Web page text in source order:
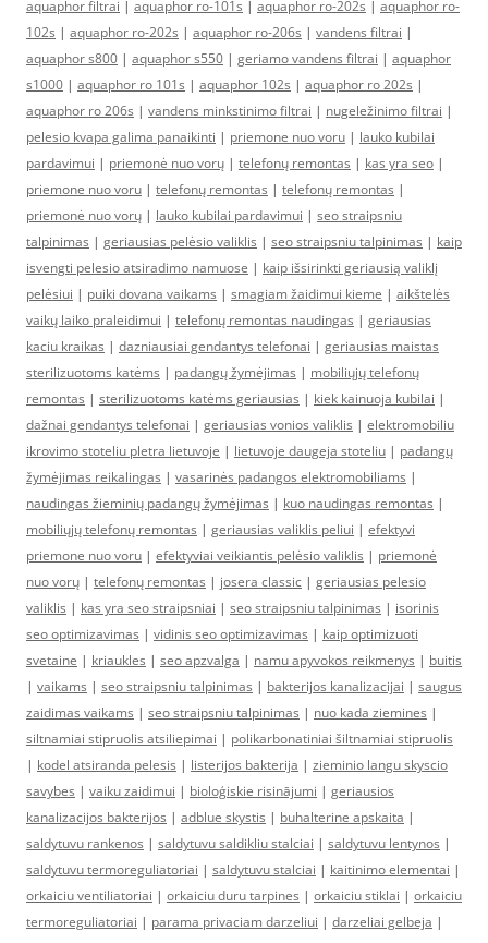
aquaphor filtrai | aquaphor ro-101s | aquaphor ro-202s | aquaphor ro-
102s | aquaphor ro-202s | aquaphor ro-206s | vandens filtrai |
aquaphor s800 | aquaphor s550 | geriamo vandens filtrai | aquaphor
s1000 | aquaphor ro 101s | aquaphor 102s | aquaphor ro 202s |
aquaphor ro 206s | vandens minkstinimo filtrai | nugeležinimo filtrai |
pelesio kvapa galima panaikinti | priemone nuo voru | lauko kubilai
pardavimui | priemonė nuo vorų | telefonų remontas | kas yra seo |
priemone nuo voru | telefonų remontas | telefonų remontas |
priemonė nuo vorų | lauko kubilai pardavimui | seo straipsniu
talpinimas | geriausias pelėsio valiklis | seo straipsniu talpinimas | kaip
isvengti pelesio atsiradimo namuose | kaip išsirinkti geriausią valiklį
pelėsiui | puiki dovana vaikams | smagiam žaidimui kieme | aikštelės
vaikų laiko praleidimui | telefonų remontas naudingas | geriausias
kaciu kraikas | dazniausiai gendantys telefonai | geriausias maistas
sterilizuotoms katėms | padangų žymėjimas | mobiliųjų telefonų
remontas | sterilizuotoms katėms geriausias | kiek kainuoja kubilai |
dažnai gendantys telefonai | geriausias vonios valiklis | elektromobiliu
ikrovimo stoteliu pletra lietuvoje | lietuvoje daugeja stoteliu | padangų
žymėjimas reikalingas | vasarinės padangos elektromobiliams |
naudingas žieminių padangų žymėjimas | kuo naudingas remontas |
mobiliųjų telefonų remontas | geriausias valiklis peliui | efektyvi
priemone nuo voru | efektyviai veikiantis pelėsio valiklis | priemonė
nuo vorų | telefonų remontas | josera classic | geriausias pelesio
valiklis | kas yra seo straipsniai | seo straipsniu talpinimas | isorinis
seo optimizavimas | vidinis seo optimizavimas | kaip optimizuoti
svetaine | kriaukles | seo apzvalga | namu apyvokos reikmenys | buitis
| vaikams | seo straipsniu talpinimas | bakterijos kanalizacijai | saugus
zaidimas vaikams | seo straipsniu talpinimas | nuo kada ziemines |
siltnamiai stipruolis atsiliepimai | polikarbonatiniai šiltnamiai stipruolis
| kodel atsiranda pelesis | listerijos bakterija | zieminio langu skyscio
savybes | vaiku zaidimui | bioloģiskie risinājumi | geriausios
kanalizacijos bakterijos | adblue skystis | buhalterine apskaita |
saldytuvu rankenos | saldytuvu saldikliu stalciai | saldytuvu lentynos |
saldytuvu termoreguliatoriai | saldytuvu stalciai | kaitinimo elementai |
orkaiciu ventiliatoriai | orkaiciu duru tarpines | orkaiciu stiklai | orkaiciu
termoreguliatoriai | parama privaciam darzeliui | darzeliai gelbeja |